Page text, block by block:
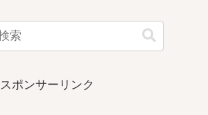
スポンサーリンク